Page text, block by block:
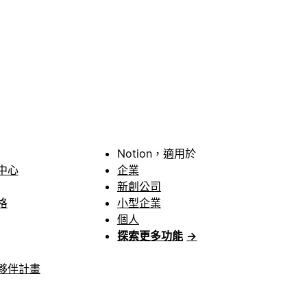
心
伴計畫
Notion，適用於
企業
新創公司
小型企業
個人
探索更多功能 →